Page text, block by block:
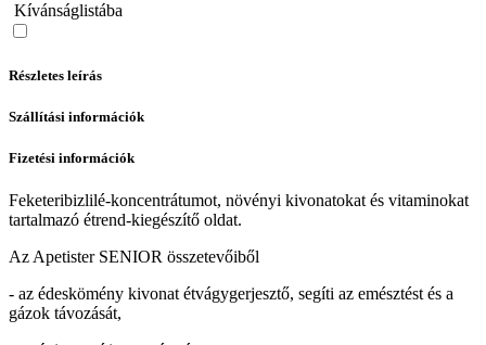
Kívánságlistába
Részletes leírás
Szállítási információk
Fizetési információk
Feketeribizlilé-koncentrátumot, növényi kivonatokat és vitaminokat
tartalmazó étrend-kiegészítő oldat.
Az Apetister SENIOR összetevőiből
- az édeskömény kivonat étvágygerjesztő, segíti az emésztést és a
gázok távozását,